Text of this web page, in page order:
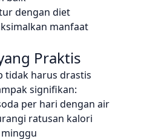
dengan diet
manfaat
Praktis
tidak harus drastis
signifikan:
per hari dengan air
ratusan kalori